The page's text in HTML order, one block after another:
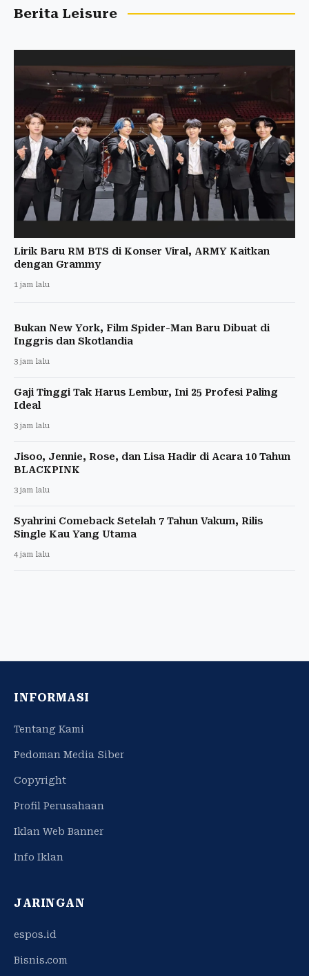
Berita Leisure
Lirik Baru RM BTS di Konser Viral, ARMY Kaitkan
dengan Grammy
1 jam lalu
Bukan New York, Film Spider-Man Baru Dibuat di
Inggris dan Skotlandia
3 jam lalu
Gaji Tinggi Tak Harus Lembur, Ini 25 Profesi Paling
Ideal
3 jam lalu
Jisoo, Jennie, Rose, dan Lisa Hadir di Acara 10 Tahun
BLACKPINK
3 jam lalu
Syahrini Comeback Setelah 7 Tahun Vakum, Rilis
Single Kau Yang Utama
4 jam lalu
INFORMASI
Tentang Kami
Pedoman Media Siber
Copyright
Profil Perusahaan
Iklan Web Banner
Info Iklan
JARINGAN
espos.id
Bisnis.com